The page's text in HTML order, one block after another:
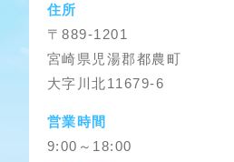
住所
〒889-1201
宮崎県児湯郡都農町
大字川北11679-6
営業時間
9:00～18:00